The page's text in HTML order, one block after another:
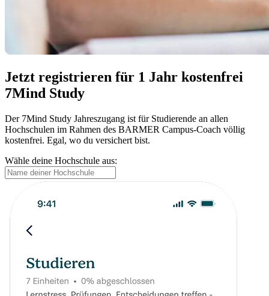
Jetzt registrieren für 1 Jahr kostenfrei
7Mind Study
Der 7Mind Study Jahreszugang ist für Studierende an allen
Hochschulen im Rahmen des BARMER Campus-Coach völlig
kostenfrei. Egal, wo du versichert bist.
Wähle deine Hochschule aus: